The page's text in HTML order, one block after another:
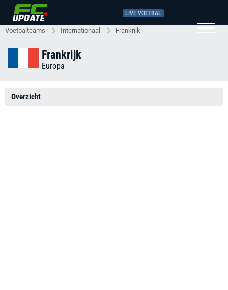
LIVE VOETBAL
Voetbalteams Internationaal Frankrijk
Frankrijk
Europa
Overzicht